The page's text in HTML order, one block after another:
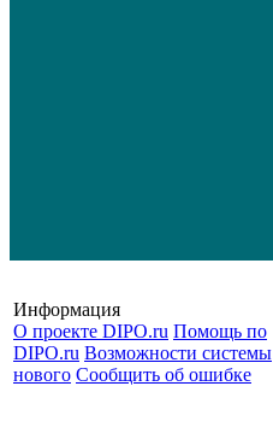
Информация
О проекте DIPO.ru Помощь по
DIPO.ru Возможности системы
нового Сообщить об ошибке